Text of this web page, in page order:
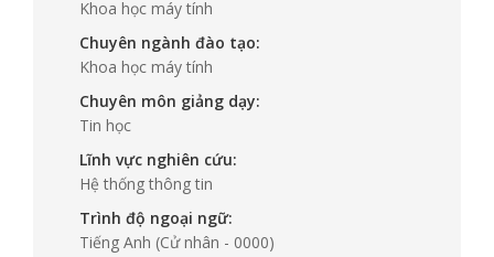
Khoa học máy tính
Chuyên ngành đào tạo:
Khoa học máy tính
Chuyên môn giảng dạy:
Tin học
Lĩnh vực nghiên cứu:
Hệ thống thông tin
Trình độ ngoại ngữ:
Tiếng Anh (Cử nhân - 0000)